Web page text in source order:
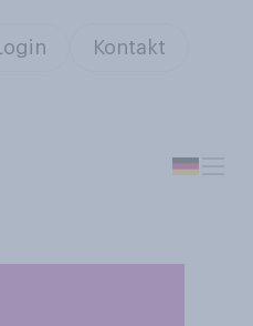
Login Kontakt